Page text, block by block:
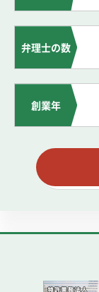
弁理士の数
創業年